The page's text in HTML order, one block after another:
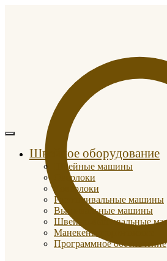
Швейное оборудование
Швейные машины
Оверлоки
Коверлоки
Распошивальные машины
Вышивальные машины
Швейно-вышивальные
Манекены портновские
Программное обеспечение